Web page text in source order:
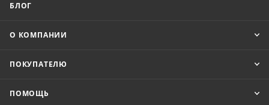
БЛОГ
О КОМПАНИИ
ПОКУПАТЕЛЮ
ПОМОЩЬ